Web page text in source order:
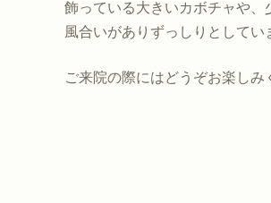
飾っている大きいカボチャや、
風合いがありずっしりとしてい
ご来院の際にはどうぞお楽しみ